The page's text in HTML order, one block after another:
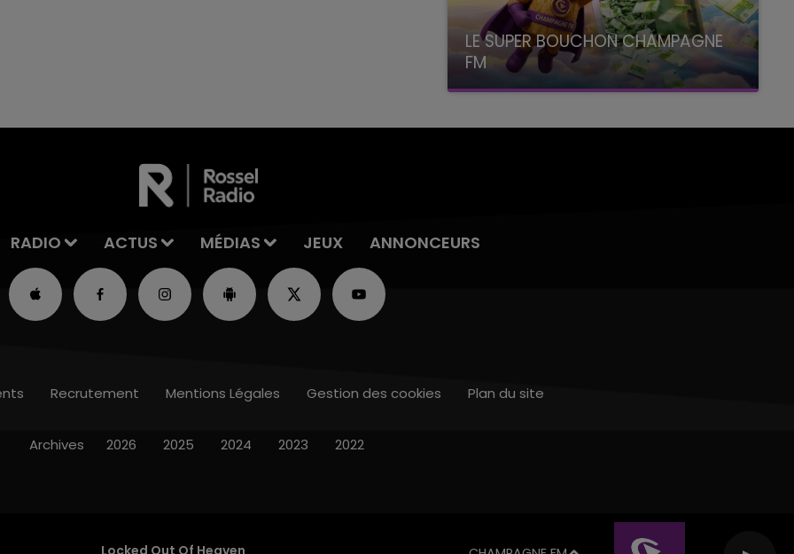
LE SUPER BOUCHON CHAMPAGNE
FM
avec La Famille Champagne FM, à 8H10
RADIO ACTUS MÉDIAS JEUX ANNONCEURS
Locked Out Of Heaven
Recrutement Mentions Légales Gestion des cookies Plan du site
Archives 2026 2025 2024 2023 2022